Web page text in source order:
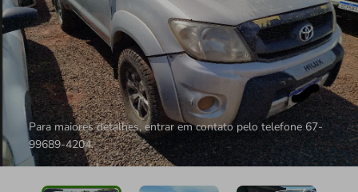
Para maiores detalhes, entrar em contato pelo telefone 67-
99689-4204.